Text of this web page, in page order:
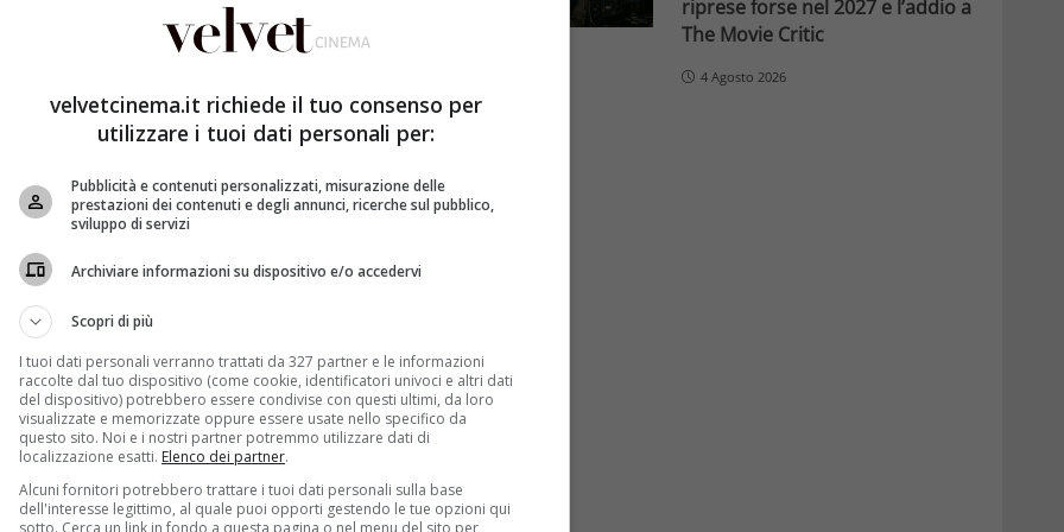
la sua nuova fiamma, una donna bellissima e
scena internazionale. Da quando ha esordito,
in scena tanti ruoli diversi, passando da un
che gli ha dato la popolarità e il successo è
l’attrice e oggi sua grande amica Kate Winslet.
nel film
è sempre al centro dell’attenzione del mondo, non
la sua vita privata. Soprattutto negli ultimi mesi si è
In questo periodo, proprio l’attore,
donna dello spettacolo.
con chi è stato paparazzato
puntato addosso tutti i riflettori. Non si tratta,
ma le voci che circolano sono rivolte alla sua
riprese forse nel 2027 e l’addio a
The Movie Critic
4 Agosto 2026
velvetcinema.it richiede il tuo consenso per
utilizzare i tuoi dati personali per:
Pubblicità e contenuti personalizzati, misurazione delle
prestazioni dei contenuti e degli annunci, ricerche sul pubblico,
sviluppo di servizi
Archiviare informazioni su dispositivo e/o accedervi
Scopri di più
I tuoi dati personali verranno trattati da 327 partner e le informazioni
raccolte dal tuo dispositivo (come cookie, identificatori univoci e altri dati
del dispositivo) potrebbero essere condivise con questi ultimi, da loro
visualizzate e memorizzate oppure essere usate nello specifico da
questo sito. Noi e i nostri partner potremmo utilizzare dati di
localizzazione esatti. Elenco dei partner.
Alcuni fornitori potrebbero trattare i tuoi dati personali sulla base
dell'interesse legittimo, al quale puoi opporti gestendo le tue opzioni qui
sotto. Cerca un link in fondo a questa pagina o nel menu del sito per